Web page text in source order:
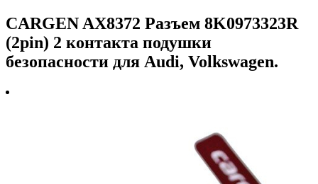
CARGEN AX8372 Разъем 8K0973323R
(2pin) 2 контакта подушки
безопасности для Audi, Volkswagen.